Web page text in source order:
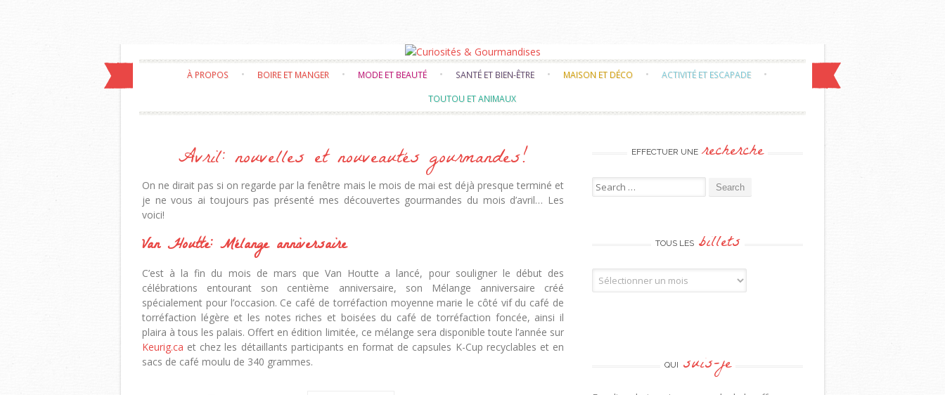
Skip to content
À PROPOS BOIRE ET MANGER MODE ET BEAUTÉ SANTÉ ET BIEN-ÊTRE MAISON ET DÉCO
ACTIVITÉ ET ESCAPADE
TOUTOU ET ANIMAUX
Avril: nouvelles et nouveautés gourmandes!
On ne dirait pas si on regarde par la fenêtre mais le mois de mai est déjà presque terminé et
je ne vous ai toujours pas présenté mes découvertes gourmandes du mois d’avril… Les
voici!
Van Houtte: Mélange anniversaire
C’est à la fin du mois de mars que Van Houtte a lancé, pour souligner le début des
célébrations entourant son centième anniversaire, son Mélange anniversaire créé
spécialement pour l’occasion. Ce café de torréfaction moyenne marie le côté vif du café de
torréfaction légère et les notes riches et boisées du café de torréfaction foncée, ainsi il
plaira à tous les palais. Offert en édition limitée, ce mélange sera disponible toute l’année sur
Keurig.ca et chez les détaillants participants en format de capsules K-Cup recyclables et en
sacs de café moulu de 340 grammes.
EFFECTUER UNE recherche
Search for:
TOUS LES billets
Tous les billets
QUI suis-je